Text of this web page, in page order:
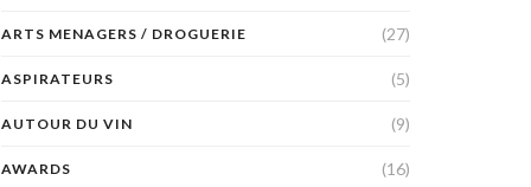
ARTS MENAGERS / DROGUERIE (27)
ASPIRATEURS (5)
AUTOUR DU VIN (9)
AWARDS (16)